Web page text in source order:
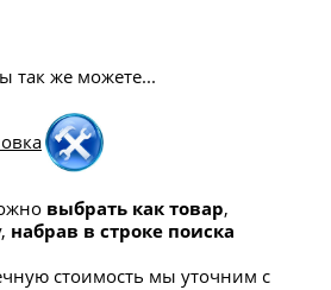
так же можете...
выбрать как товар,
набрав в строке поиска
стоимость мы уточним с